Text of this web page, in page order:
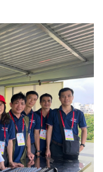
sự - Quốc phòng